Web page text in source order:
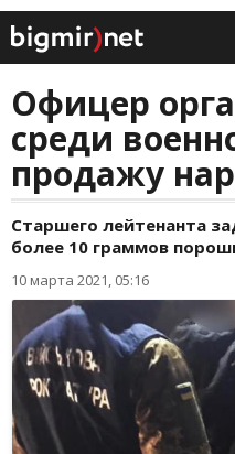
Офицер
среди
продажу
Старшего лейтенанта
более 10 граммов
10 марта 2021, 05:16